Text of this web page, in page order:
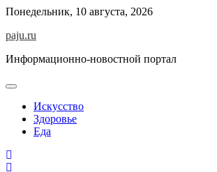
Skip
content
Понедельник, 10 августа, 2026
paju.ru
Информационно-новостной портал
Искусство
Здоровье
Еда